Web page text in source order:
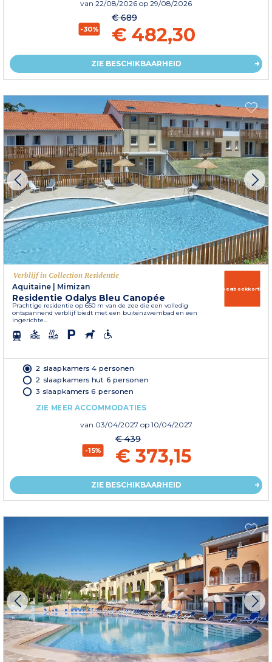
van 22/08/2026 op 29/08/2026
-30%
€ 689
€ 482,30
ZIE BESCHIKBAARHEID
Verblijf in Collection Residentie
Aquitaine
Mimizan
Residentie Odalys Bleu Canopée
Prachtige residentie op 650 m van de zee die een volledig
ontspannend verblijf biedt met een buitenzwembad en een
ingerichte...
Vroegboekkorting
2 slaapkamers 4 personen
2 slaapkamers hut 6 personen
3 slaapkamers 6 personen
ZIE MEER ACCOMMODATIES
van 03/04/2027 op 10/04/2027
-15%
€ 439
€ 373,15
ZIE BESCHIKBAARHEID